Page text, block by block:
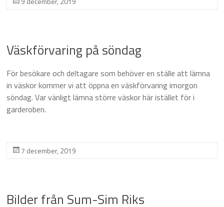
Väskförvaring på söndag
För besökare och deltagare som behöver en ställe att lämna
in väskor kommer vi att öppna en väskförvaring imorgon
söndag. Var vänligt lämna större väskor här istället för i
garderoben.
7 december, 2019
Bilder från Sum-Sim Riks